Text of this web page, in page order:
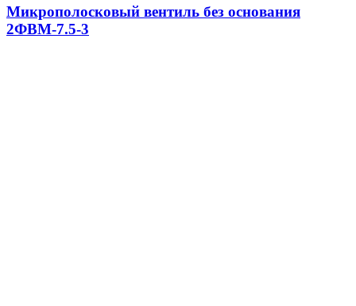
Микрополосковый вентиль без основания
2ФВМ-7.5-3